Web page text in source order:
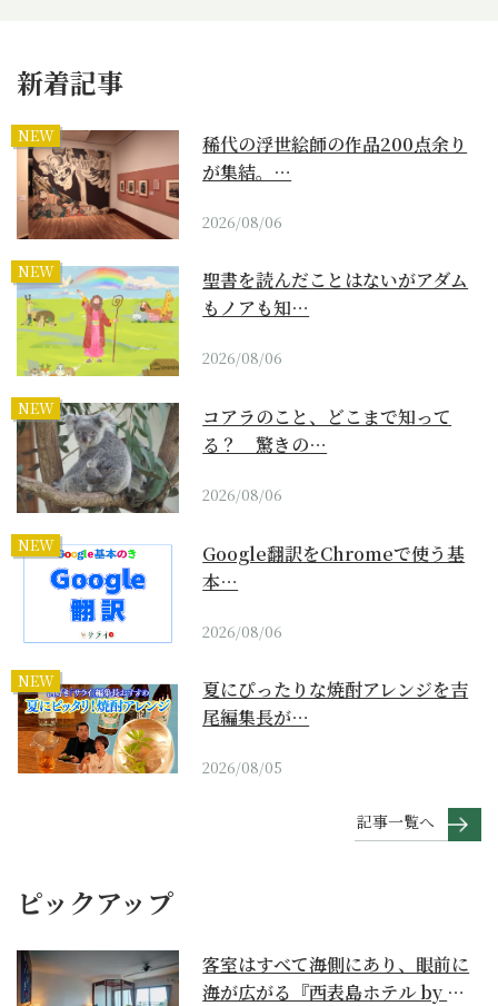
新着記事
NEW
稀代の浮世絵師の作品200点余り
が集結。…
2026/08/06
NEW
聖書を読んだことはないがアダム
もノアも知…
2026/08/06
NEW
コアラのこと、どこまで知って
る？ 驚きの…
2026/08/06
NEW
Google翻訳をChromeで使う基
本…
2026/08/06
NEW
夏にぴったりな焼酎アレンジを吉
尾編集長が…
2026/08/05
記事一覧へ
ピックアップ
客室はすべて海側にあり、眼前に
海が広がる『西表島ホテル by 星